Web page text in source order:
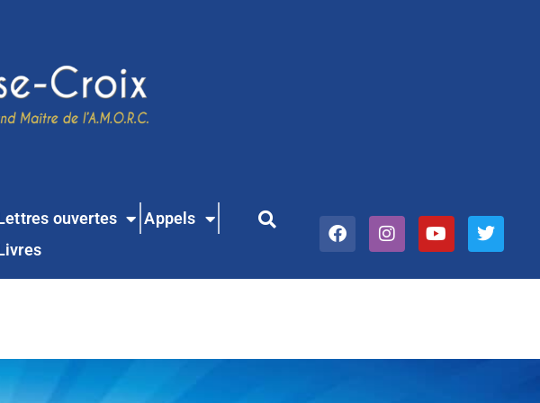
ouvertes
Appels